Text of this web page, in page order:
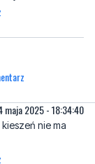
nie ma
jak ogórki